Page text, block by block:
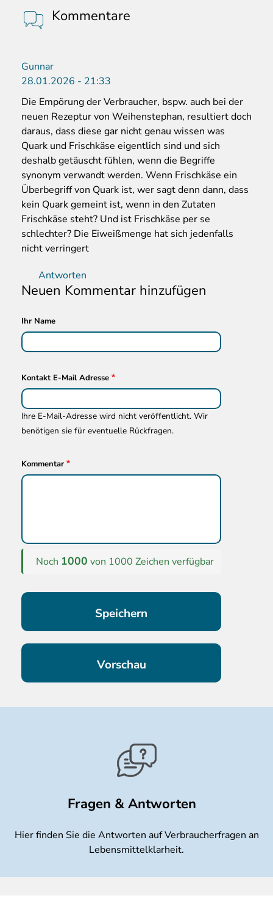
Kommentare
Gunnar
28.01.2026 - 21:33
Die Empörung der Verbraucher, bspw. auch bei der
neuen Rezeptur von Weihenstephan, resultiert doch
daraus, dass diese gar nicht genau wissen was
Quark und Frischkäse eigentlich sind und sich
deshalb getäuscht fühlen, wenn die Begriffe
synonym verwandt werden. Wenn Frischkäse ein
Überbegriff von Quark ist, wer sagt denn dann, dass
kein Quark gemeint ist, wenn in den Zutaten
Frischkäse steht? Und ist Frischkäse per se
schlechter? Die Eiweißmenge hat sich jedenfalls
nicht verringert
Antworten
Neuen Kommentar hinzufügen
Ihr Name
Kontakt E-Mail Adresse
Ihre E-Mail-Adresse wird nicht veröffentlicht. Wir
benötigen sie für eventuelle Rückfragen.
Kommentar
Noch 1000 von 1000 Zeichen verfügbar
Fragen & Antworten
Hier finden Sie die Antworten auf Verbraucherfragen an
Lebensmittelklarheit.